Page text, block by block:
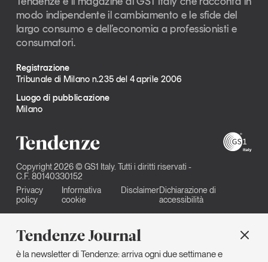
Tendenze Journal
è la newsletter di Tendenze: arriva ogni due settimane e
modo indipendente il cambiamento e le sfide del
largo consumo e dell’economia a professionisti e
consumatori.
Registrazione
Tribunale di Milano n.235 del 4 aprile 2006
Luogo di pubblicazione
Milano
Copyright 2026 © GS1 Italy. Tutti i diritti riservati -
C.F. 80140330152
Privacy
policy
Informativa
cookie
DisclaimerDichiarazione di
accessibilità